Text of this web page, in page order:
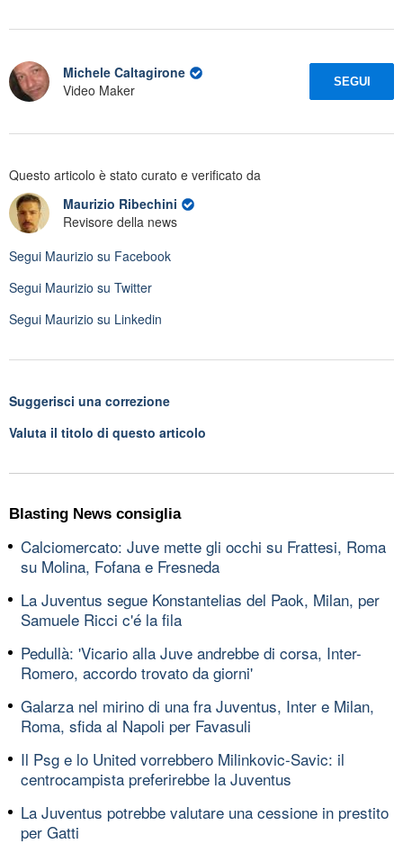
Michele Caltagirone
Video Maker
SEGUI
Questo articolo è stato curato e verificato da
Maurizio Ribechini
Revisore della news
Segui Maurizio su Facebook
Segui Maurizio su Twitter
Segui Maurizio su Linkedin
Suggerisci una correzione
Valuta il titolo di questo articolo
Blasting News consiglia
Calciomercato: Juve mette gli occhi su Frattesi, Roma
su Molina, Fofana e Fresneda
La Juventus segue Konstantelias del Paok, Milan, per
Samuele Ricci c'é la fila
Pedullà: 'Vicario alla Juve andrebbe di corsa, Inter-
Romero, accordo trovato da giorni'
Galarza nel mirino di una fra Juventus, Inter e Milan,
Roma, sfida al Napoli per Favasuli
Il Psg e lo United vorrebbero Milinkovic-Savic: il
centrocampista preferirebbe la Juventus
La Juventus potrebbe valutare una cessione in prestito
per Gatti